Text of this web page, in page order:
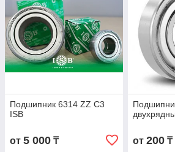
Подшипник 6314 ZZ C3
ISB
от 5 000 ₸ от 200₸